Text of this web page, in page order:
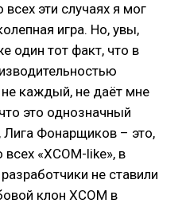
эти случаях я мог
игра. Но, увы,
один тот факт, что в
каждый, не даёт мне
это однозначный
Лига Фонарщиков – это,
«XCOM-like», в
не ставили
клон XCOM в